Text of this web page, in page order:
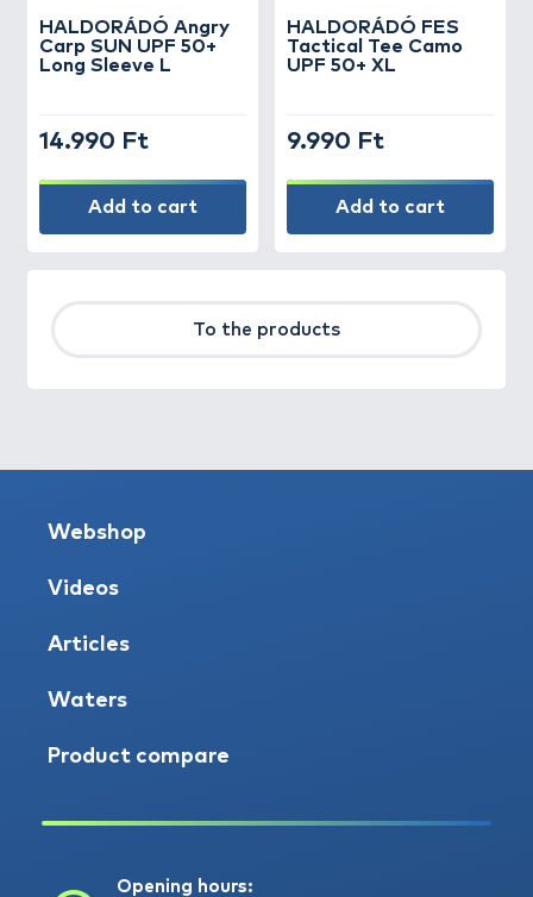
HALDORÁDÓ Angry
Carp SUN UPF 50+
Long Sleeve L
14.990 Ft
Add to cart
HALDORÁDÓ FES
Tactical Tee Camo
UPF 50+ XL
9.990 Ft
Add to cart
To the products
Webshop
Videos
Articles
Waters
Product compare
Opening hours: